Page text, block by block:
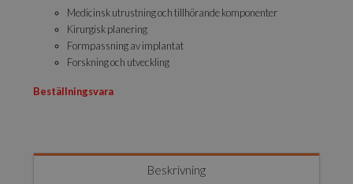
Medicinsk utrustning och tillhörande komponenter
Kirurgisk planering
Formpassning av implantat
Forskning och utveckling
Beställningsvara
Beskrivning